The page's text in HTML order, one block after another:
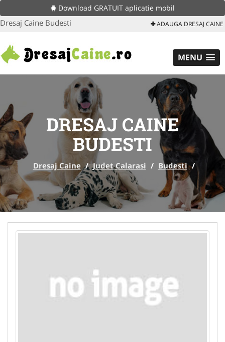
Download GRATUIT aplicatie mobil
Dresaj Caine Budesti ADAUGA DRESAJ CAINE
MENU
DRESAJ CAINE
BUDESTI
Dresaj Caine / Judet Calarasi / Budesti /